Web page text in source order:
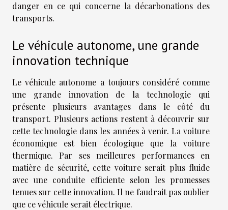
danger en ce qui concerne la décarbonations des
transports.
Le véhicule autonome, une grande
innovation technique
Le véhicule autonome a toujours considéré comme
une grande innovation de la technologie qui
présente plusieurs avantages dans le côté du
transport. Plusieurs actions restent à découvrir sur
cette technologie dans les années à venir. La voiture
économique est bien écologique que la voiture
thermique. Par ses meilleures performances en
matière de sécurité, cette voiture serait plus fluide
avec une conduite efficiente selon les promesses
tenues sur cette innovation. Il ne faudrait pas oublier
que ce véhicule serait électrique.